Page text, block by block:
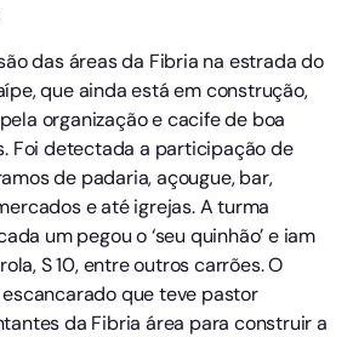
das áreas da Fibria na estrada do
que ainda está em construção,
organização e cacife de boa
Foi detectada a participação de
de padaria, açougue, bar,
e até igrejas. A turma
um pegou o ‘seu quinhão’ e iam
S 10, entre outros carrões. O
que teve pastor
da Fibria área para construir a